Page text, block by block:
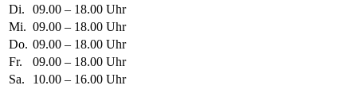
Di.
09.00 – 18.00 Uhr
Mi. 09.00 – 18.00 Uhr
Do. 09.00 – 18.00 Uhr
Fr.
09.00 – 18.00 Uhr
Sa.
10.00 – 16.00 Uhr